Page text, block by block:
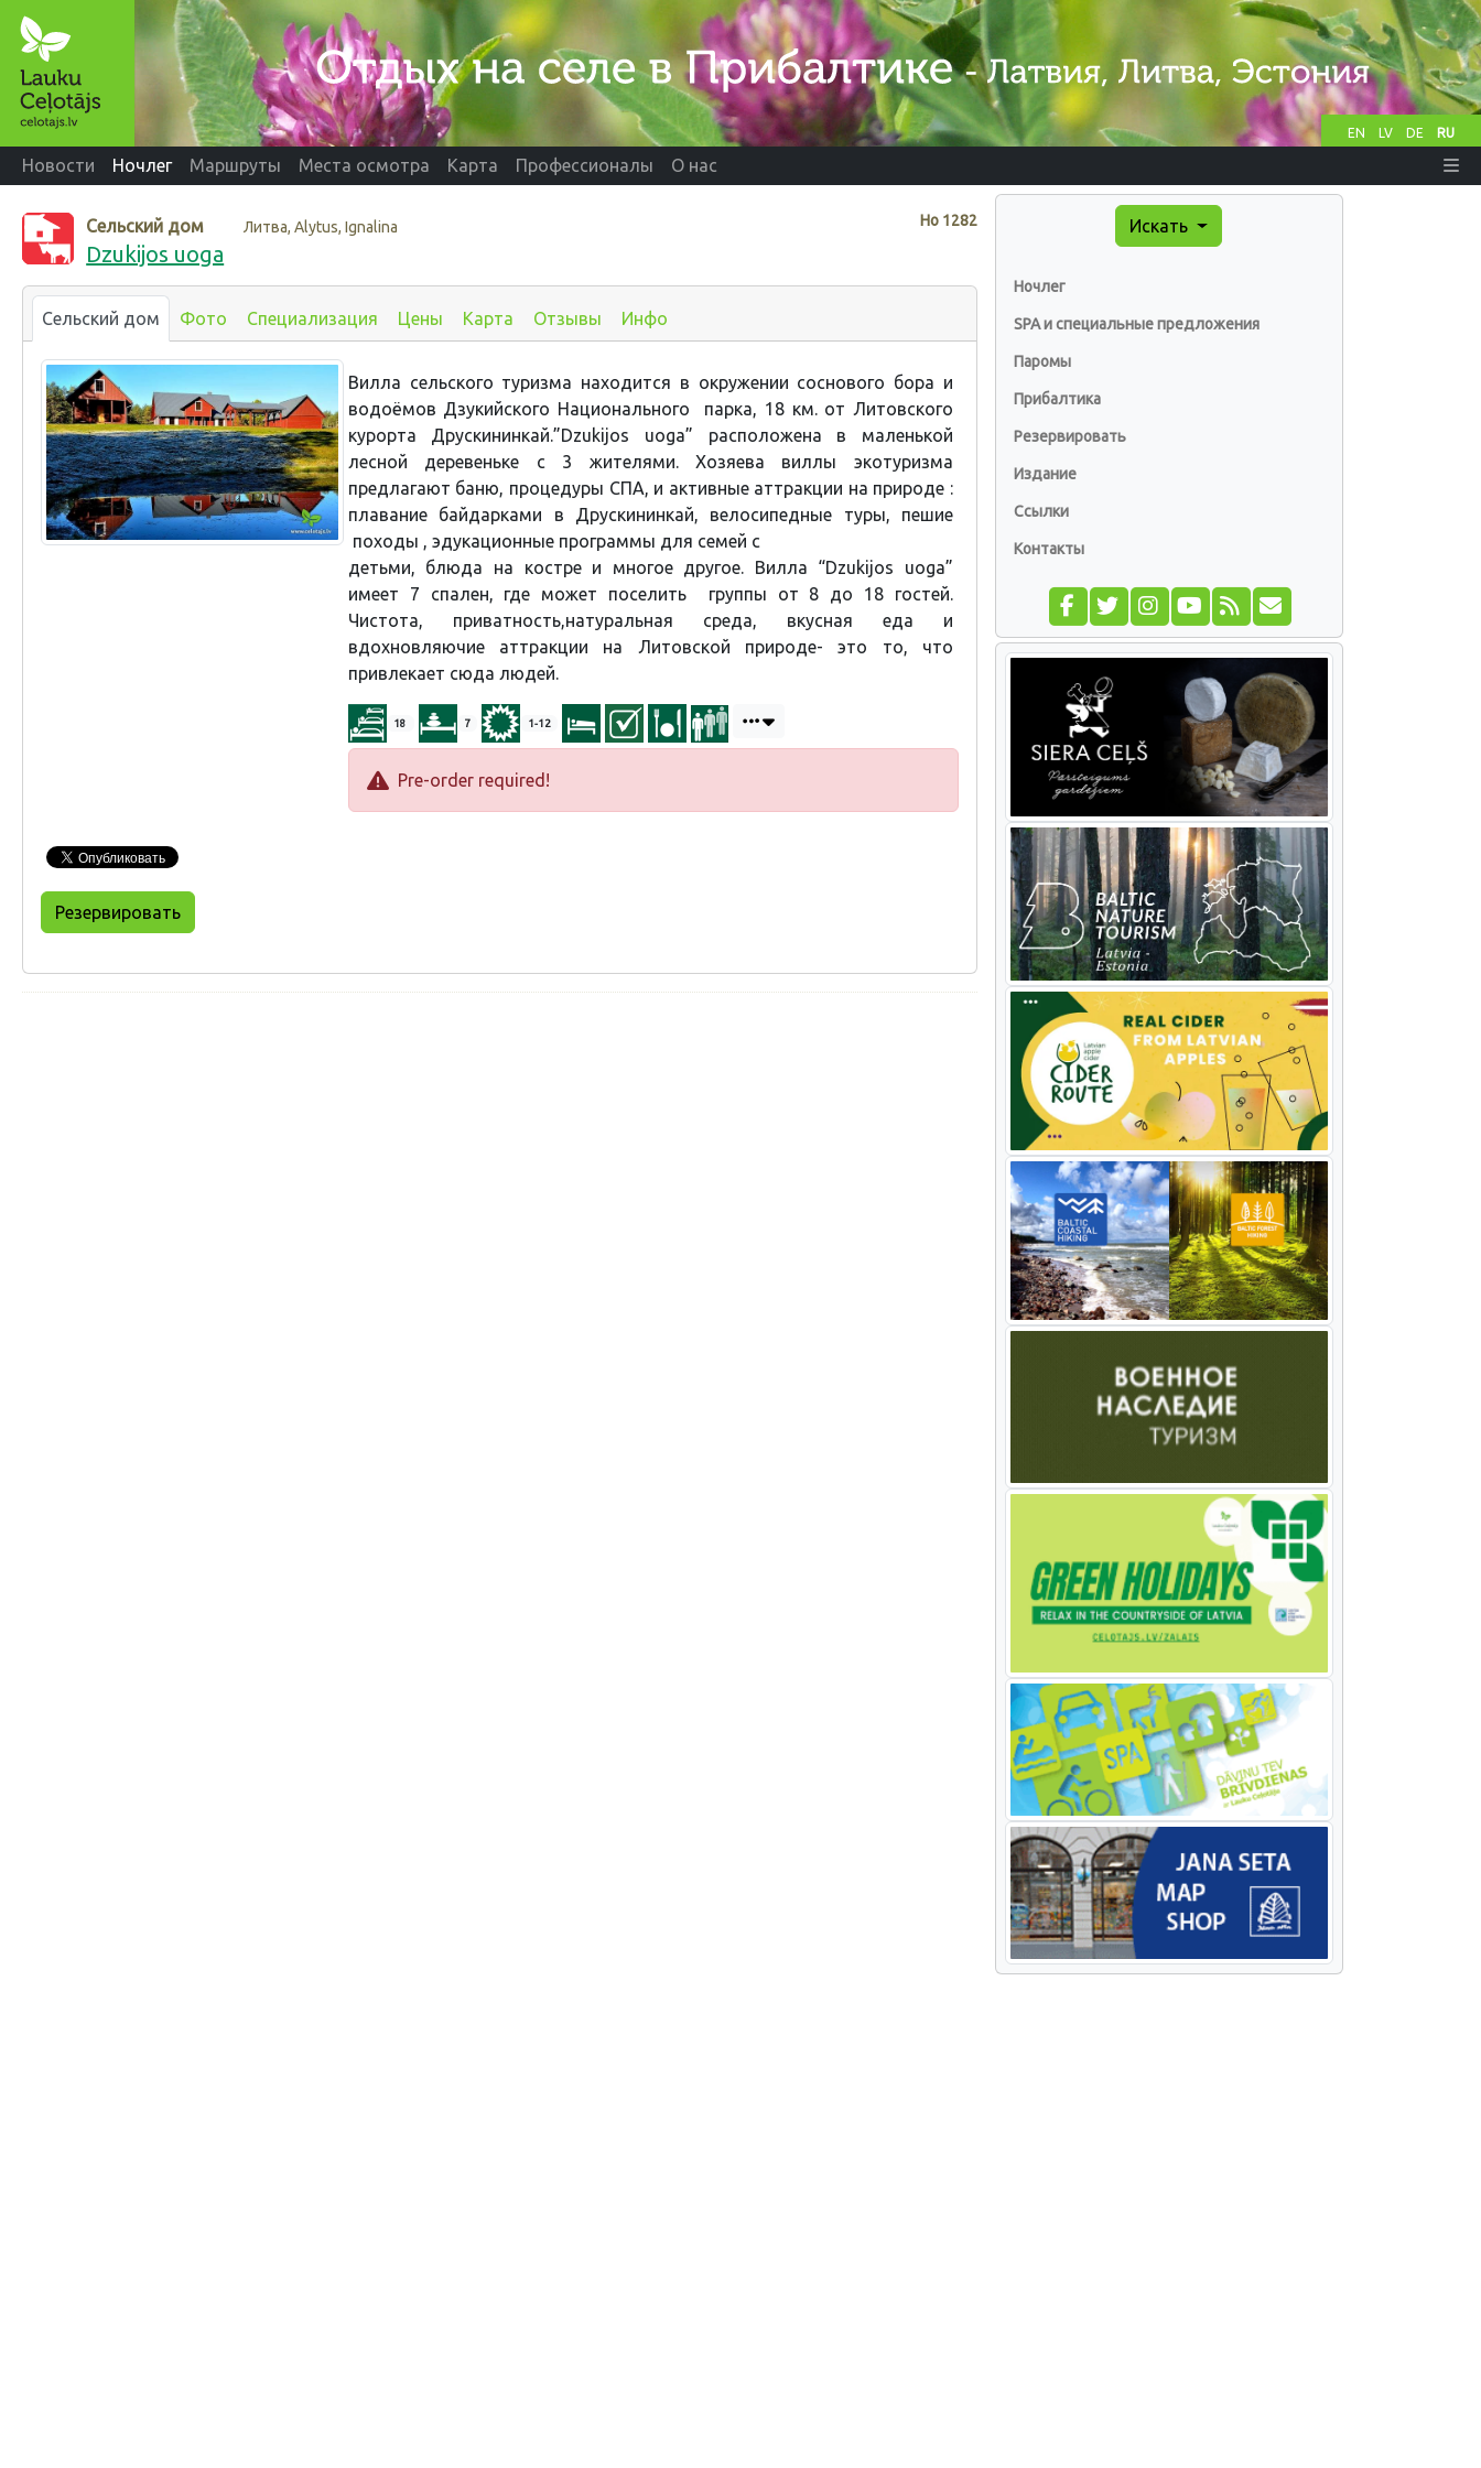
EN LV DE RU
Новости Ночлег Маршруты Места осмотра Карта Профессионалы О нас
Нo 1282
Сельский дом Литва, Alytus, Ignalina
Dzukijos uoga
Сельский дом Фото Специализация Цены Карта Отзывы Инфо
Вилла сельского туризма находится в окружении соснового бора и
водоёмов Дзукийского Национального парка, 18 км. от Литовского
курорта Друскининкай.”Dzukijos uoga” расположена в маленькой
лесной деревеньке с 3 жителями. Хозяева виллы экотуризма
предлагают баню, процедуры СПА, и активные аттракции на природе :
плавание байдарками в Друскининкай, велосипедные туры, пешие
походы , эдукационные программы для семей с
детьми, блюда на костре и многое другое. Вилла “Dzukijos uoga”
имеет 7 спален, где может поселить группы от 8 до 18 гостей.
Чистота, приватность,натуральная среда, вкусная еда и
вдохновляючие аттракции на Литовской природе- это то, что
привлекает сюда людей.
18 7 1-12
Pre-order required!
Резервировать
Искать
Ночлег
SPA и специальные предложения
Паромы
Прибалтика
Резервировать
Издание
Ссылки
Контакты